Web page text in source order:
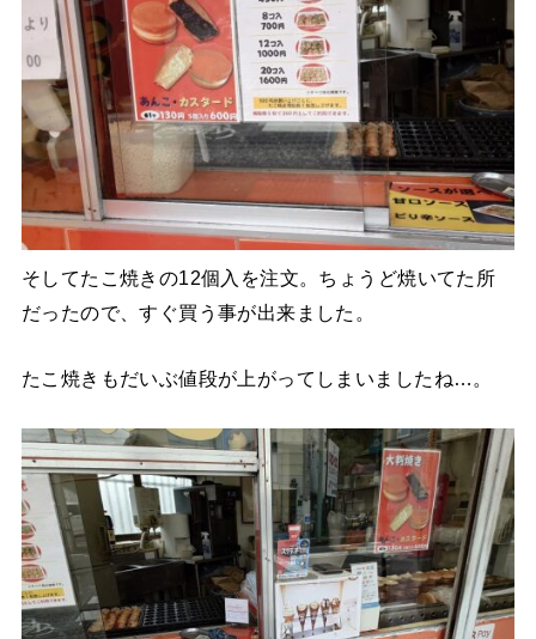
そしてたこ焼きの12個入を注文。ちょうど焼いてた所
だったので、すぐ買う事が出来ました。
たこ焼きもだいぶ値段が上がってしまいましたね…。